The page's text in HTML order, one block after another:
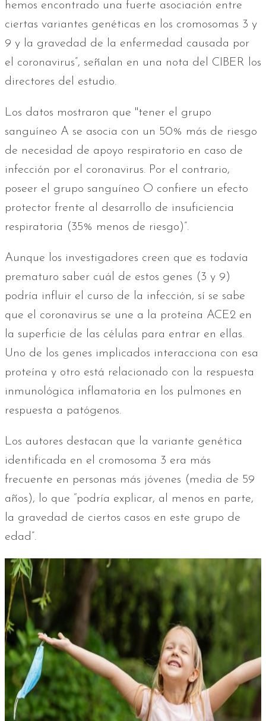
hemos encontrado una fuerte asociación entre
ciertas variantes genéticas en los cromosomas 3 y
9 y la gravedad de la enfermedad causada por
el coronavirus”, señalan en una nota del CIBER los
directores del estudio.
Los datos mostraron que "tener el grupo
sanguíneo A se asocia con un 50% más de riesgo
de necesidad de apoyo respiratorio en caso de
infección por el coronavirus. Por el contrario,
poseer el grupo sanguíneo O confiere un efecto
protector frente al desarrollo de insuficiencia
respiratoria (35% menos de riesgo)”.
Aunque los investigadores creen que es todavía
prematuro saber cuál de estos genes (3 y 9)
podría influir el curso de la infección, sí se sabe
que el coronavirus se une a la proteína ACE2 en
la superficie de las células para entrar en ellas.
Uno de los genes implicados interacciona con esa
proteína y otro está relacionado con la respuesta
inmunológica inflamatoria en los pulmones en
respuesta a patógenos.
Los autores destacan que la variante genética
identificada en el cromosoma 3 era más
frecuente en personas más jóvenes (media de 59
años), lo que “podría explicar, al menos en parte,
la gravedad de ciertos casos en este grupo de
edad”.